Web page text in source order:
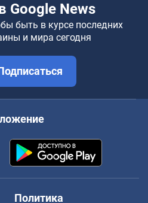
Google News
быть в курсе последних
и мира сегодня
Политика